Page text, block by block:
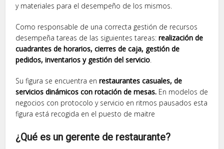
y materiales para el desempeño de los mismos.
Como responsable de una correcta gestión de recursos
desempeña tareas de las siguientes tareas:realización de
cuadrantes de horarios, cierres de caja, gestión de
pedidos, inventarios y gestión del servicio.
Su figura se encuentra en restaurantes casuales, de
servicios dinámicos con rotación de mesas. En modelos de
negocios con protocolo y servicio en ritmos pausados esta
figura está recogida en el puesto de maitre
¿Qué es un gerente de restaurante?